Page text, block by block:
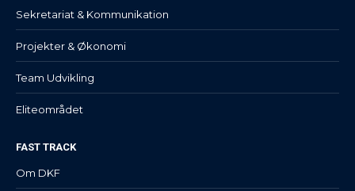
Sekretariat & Kommunikation
Projekter & Økonomi
Team Udvikling
Eliteområdet
FAST TRACK
Om DKF